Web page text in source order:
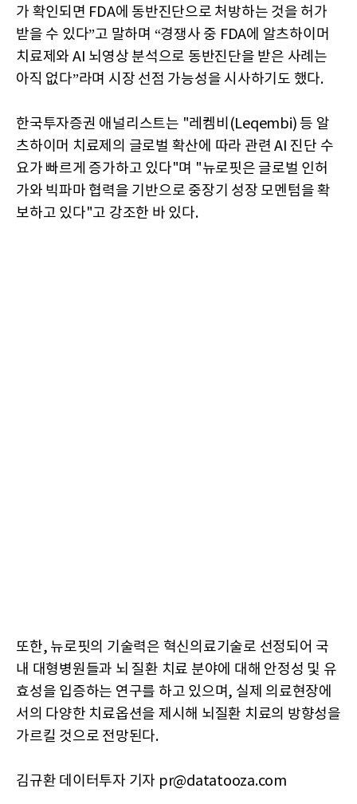
가 확인되면 FDA에 동반진단으로 처방하는 것을 허가
받을 수 있다”고 말하며 “경쟁사 중 FDA에 알츠하이머
치료제와 AI 뇌영상 분석으로 동반진단을 받은 사례는
아직 없다”라며 시장 선점 가능성을 시사하기도 했다.
한국투자증권 애널리스트는 "레켐비(Leqembi) 등 알
츠하이머 치료제의 글로벌 확산에 따라 관련 AI 진단 수
요가 빠르게 증가하고 있다"며 "뉴로핏은 글로벌 인허
가와 빅파마 협력을 기반으로 중장기 성장 모멘텀을 확
보하고 있다"고 강조한 바 있다.
또한, 뉴로핏의 기술력은 혁신의료기술로 선정되어 국
내 대형병원들과 뇌 질환 치료 분야에 대해 안정성 및 유
효성을 입증하는 연구를 하고 있으며, 실제 의료현장에
서의 다양한 치료옵션을 제시해 뇌질환 치료의 방향성을
가르킬 것으로 전망된다.
김규환 데이터투자 기자 pr@datatooza.com